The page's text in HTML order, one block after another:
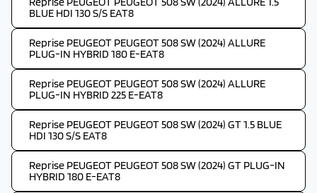
BLUE HDI 130 S/S EAT8
Reprise PEUGEOT PEUGEOT 508 SW (2024) ALLURE
PLUG-IN HYBRID 180 E-EAT8
Reprise PEUGEOT PEUGEOT 508 SW (2024) ALLURE
PLUG-IN HYBRID 225 E-EAT8
Reprise PEUGEOT PEUGEOT 508 SW (2024) GT 1.5 BLUE
HDI 130 S/S EAT8
Reprise PEUGEOT PEUGEOT 508 SW (2024) GT PLUG-IN
HYBRID 180 E-EAT8